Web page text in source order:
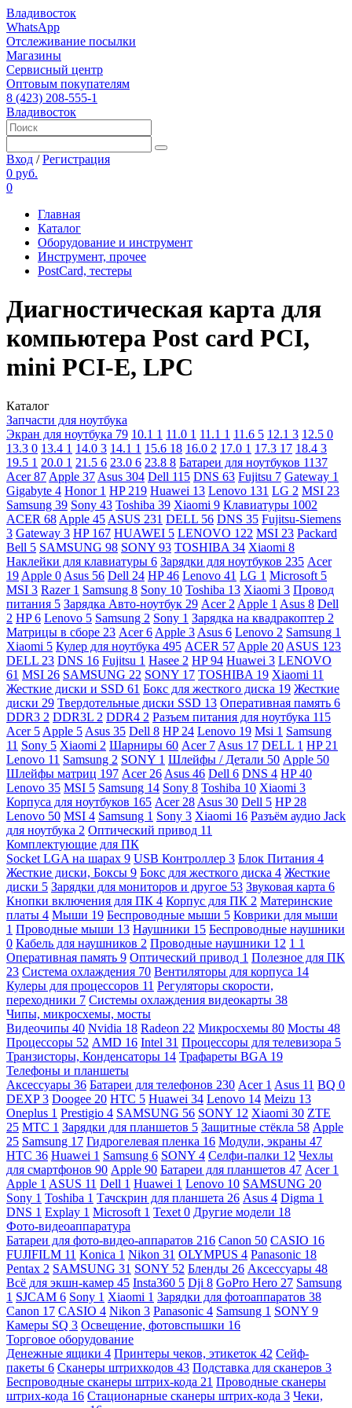
Владивосток
WhatsApp
Отслеживание посылки
Магазины
Сервисный центр
Оптовым покупателям
8 (423) 208-555-1
Владивосток
Вход /Регистрация
0 руб.
0
Главная
Каталог
Оборудование и инструмент
Инструмент, прочее
PostCard, тестеры
Диагностическая карта для
компьютера Post card PCI,
mini PCI-E, LPC
Каталог
Запчасти для ноутбука
Экран для ноутбука 79 10.1 1 11.0 1 11.1 1 11.6 5 12.1 3 12.5 0
13.3 0 13.4 1 14.0 3 14.1 1 15.6 18 16.0 2 17.0 1 17.3 17 18.4 3
19.5 1 20.0 1 21.5 6 23.0 6 23.8 8 Батареи для ноутбуков 1137
Acer87 Apple 37 Asus 304 Dell 115 DNS 63 Fujitsu 7 Gateway 1
Gigabyte 4 Honor 1 HP 219 Huawei 13 Lenovo 131 LG 2 MSI 23
Samsung 39 Sony 43 Toshiba 39 Xiaomi 9 Клавиатуры 1002
ACER 68 Apple 45 ASUS 231 DELL 56 DNS 35 Fujitsu-Siemens
3 Gateway 3 HP 167 HUAWEI 5 LENOVO 122 MSI 23 Packard
Bell 5 SAMSUNG 98 SONY 93 TOSHIBA 34 Xiaomi 8
Наклейки для клавиатуры 6 Зарядки для ноутбуков 235 Acer
19 Apple 0 Asus 56 Dell 24 HP46 Lenovo 41 LG 1 Microsoft 5
MSI 3 Razer 1 Samsung 8 Sony 10 Toshiba 13 Xiaomi 3 Провод
питания 5 Зарядка Авто-ноутбук 29 Acer 2 Apple 1 Asus 8 Dell
2 HP6 Lenovo 5 Samsung 2 Sony 1 Зарядка на квадракоптер 2
Матрицы в сборе 23 Acer6 Apple 3 Asus 6 Lenovo 2 Samsung 1
Xiaomi 5 Кулер для ноутбука 495 ACER 57 Apple 20 ASUS 123
DELL 23 DNS 16 Fujitsu 1 Hasee 2 HP94 Huawei 3 LENOVO
61 MSI 26 SAMSUNG 22 SONY 17 TOSHIBA 19 Xiaomi 11
Жесткие диски и SSD 61 Бокс для жесткого диска 19 Жесткие
диски 29 Твердотельные диски SSD 13 Оперативная память 6
DDR3 2 DDR3L 2 DDR4 2 Разъем питания для ноутбука 115
Acer 5 Apple 5 Asus 35 Dell 8 HP 24 Lenovo 19 Msi 1 Samsung
11 Sony 5 Xiaomi 2 Шарниры 60 Acer 7 Asus 17 DELL 1 HP 21
Lenovo 11 Samsung 2 SONY 1 Шлейфы / Детали 50 Apple 50
Шлейфы матриц 197 Acer 26 Asus 46 Dell 6 DNS 4 HP40
Lenovo 35 MSI 5 Samsung 14 Sony 8 Toshiba 10 Xiaomi 3
Корпуса для ноутбуков 165 Acer 28 Asus 30 Dell 5 HP 28
Lenovo 50 MSI 4 Samsung 1 Sony 3 Xiaomi 16 Разъём аудио Jack
для ноутбука 2 Оптический привод 11
Комплектующие для ПК
Socket LGA на шарах 9 USB Контроллер 3 Блок Питания 4
Жесткие диски, Боксы 9 Бокс для жесткого диска 4 Жесткие
диски 5 Зарядки для мониторов и другое 53 Звуковая карта 6
Кнопки включения для ПК 4 Корпус для ПК 2 Материнские
платы 4 Мыши 19 Беспроводные мыши 5 Коврики для мыши
1 Проводные мыши 13 Наушники 15 Беспроводные наушники
0 Кабель для наушников 2 Проводные наушники 12 1 1
Оперативная память 9 Оптический привод 1 Полезное для ПК
23 Система охлаждения 70 Вентиляторы для корпуса 14
Кулеры для процессоров 11 Регуляторы скорости,
переходники 7 Системы охлаждения видеокарты 38
Чипы, микросхемы, мосты
Видеочипы 40 Nvidia 18 Radeon 22 Микросхемы 80 Мосты 48
Процессоры 52 AMD 16 Intel 31 Процессоры для телевизора 5
Транзисторы, Конденсаторы 14 Трафареты BGA 19
Телефоны и планшеты
Аксессуары 36 Батареи для телефонов 230 Acer 1 Asus 11 BQ 0
DEXP3 Doogee 20 HTC 5 Huawei 34 Lenovo 14 Meizu 13
Oneplus 1 Prestigio 4 SAMSUNG 56 SONY 12 Xiaomi 30 ZTE
25 МТС 1 Зарядки для планшетов 5 Защитные стёкла 58 Apple
25 Samsung 17 Гидрогелевая пленка 16 Модули, экраны 47
HTC 36 Huawei 1 Samsung 6 SONY 4 Селфи-палки 12 Чехлы
для смартфонов 90 Apple 90 Батареи для планшетов 47 Acer 1
Apple 1 ASUS 11 Dell 1 Huawei 1 Lenovo 10 SAMSUNG 20
Sony 1 Toshiba 1 Тачскрин для планшета 26 Asus 4 Digma 1
DNS 1 Explay 1 Microsoft 1 Texet 0 Другие модели 18
Фото-видеоаппаратура
Батареи для фото-видео-аппаратов 216 Canon 50 CASIO 16
FUJIFILM 11 Konica 1 Nikon 31 OLYMPUS 4 Panasonic 18
Pentax 2 SAMSUNG 31 SONY 52 Бленды 26 Аксессуары 48
Всё для экшн-камер 45 Insta360 5 Dji 8 GoPro Hero 27 Samsung
1 SJCAM 6 Sony 1 Xiaomi 1 Зарядки для фотоаппаратов 38
Canon 17 CASIO 4 Nikon 3 Panasonic 4 Samsung 1 SONY 9
Камеры SQ 3 Освещение, фотовспышки 16
Торговое оборудование
Денежные ящики 4 Принтеры чеков, этикеток 42 Сейф-
пакеты 6 Сканеры штрихкодов 43 Подставка для сканеров 3
Беспроводные сканеры штрих-кода 21 Проводные сканеры
штрих-кода 16 Стационарные сканеры штрих-кода 3 Чеки,